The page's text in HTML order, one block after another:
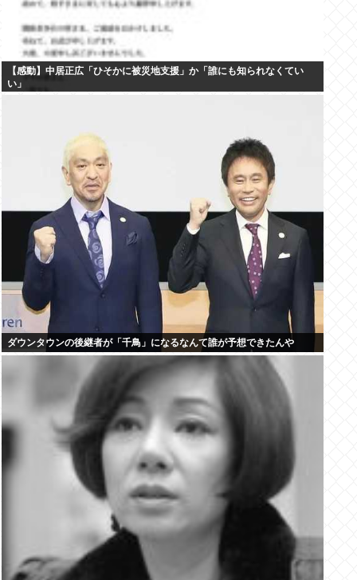
【感動】中居正広「ひそかに被災地支援」か「誰にも知られなくてい
い」
ダウンタウンの後継者が「千鳥」になるなんて誰が予想できたんや